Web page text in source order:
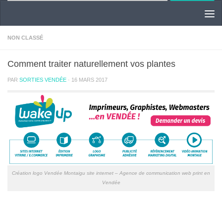
NON CLASSÉ
Comment traiter naturellement vos plantes
PAR SORTIES VENDÉE · 16 MARS 2017
Création logo Vendée Montaigu site internet – Agence de communication web print en
Vendée